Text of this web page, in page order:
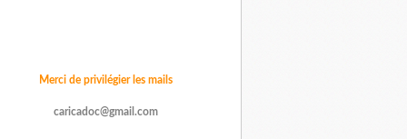
Merci de privilégier les mails
caricadoc@gmail.com